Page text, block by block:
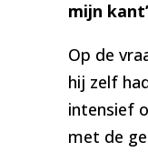
mijn
Op de
hij zelf
intensief
met de